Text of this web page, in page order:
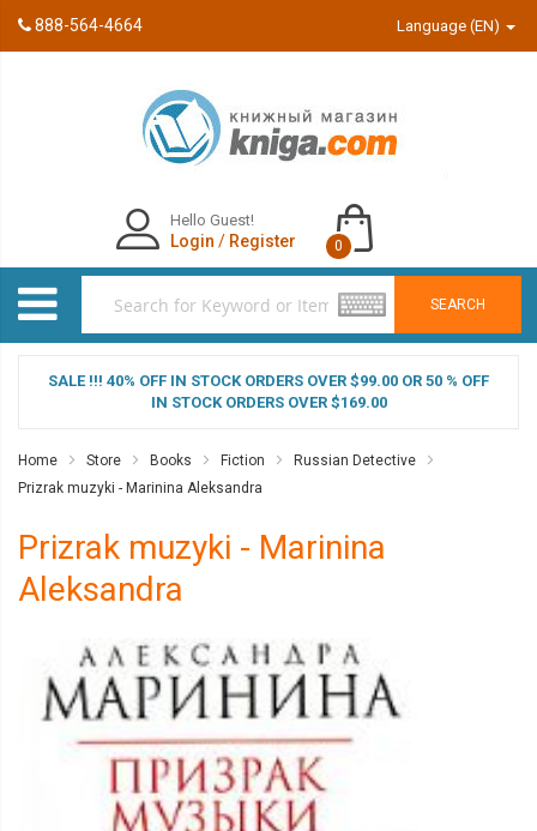
888-564-4664 Language (EN)
SEARCH
Hello Guest!
Login / Register 0
SALE !!! 40% OFF IN STOCK ORDERS OVER $99.00 OR 50 % OFF
IN STOCK ORDERS OVER $169.00
Home Store Books Fiction
Russian Detective
Prizrak muzyki - Marinina Aleksandra
Prizrak muzyki - Marinina
Aleksandra